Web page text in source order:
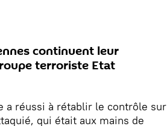
continuent leur
terroriste Etat
a réussi à rétablir le contrôle sur
qui était aux mains de